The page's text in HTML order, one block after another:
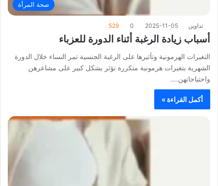
صحة المرأة
تداوين 2025-11-05
0
529
أسباب زيادة الرغبة أثناء الدورة للعزباء
التغيرات الهرمونية وتأثيرها على الرغبة الجنسية تمر النساء خلال الدورة
الشهرية بتغيرات هرمونية متكررة تؤثر بشكل كبير على مشاعرهن
واحتياجاتهن.…
أكمل القراءة »